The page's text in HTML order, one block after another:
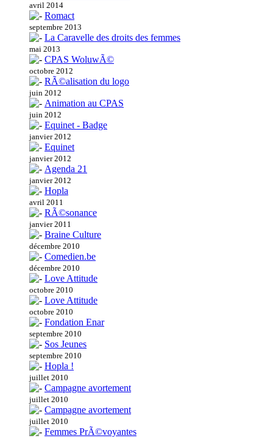
avril 2014
Romact
septembre 2013
La Caravelle des droits des femmes
mai 2013
CPAS WoluwÃ©
octobre 2012
RÃ©alisation du logo
juin 2012
Animation au CPAS
juin 2012
Equinet - Badge
janvier 2012
Equinet
janvier 2012
Agenda 21
janvier 2012
Hopla
avril 2011
RÃ©sonance
janvier 2011
Braine Culture
décembre 2010
Comedien.be
décembre 2010
Love Attitude
octobre 2010
Love Attitude
octobre 2010
Fondation Enar
septembre 2010
Sos Jeunes
septembre 2010
Hopla !
juillet 2010
Campagne avortement
juillet 2010
Campagne avortement
juillet 2010
Femmes PrÃ©voyantes